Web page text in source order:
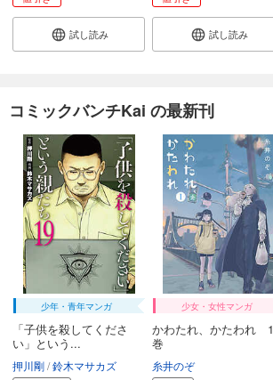
試し読み 試し読み
コミックバンチKai の最新刊
少年・青年マンガ
「子供を殺してくださ
い」という...
押川剛 鈴木マサカズ
少女・女性マンガ
かわたれ、かたわれ 1
巻
糸井のぞ